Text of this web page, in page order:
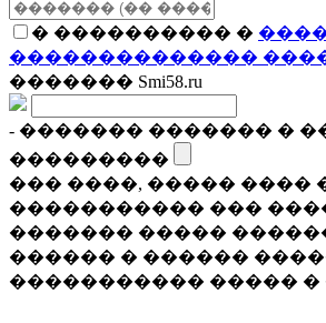
� ���������� �
��������������
������� Smi58.ru
- ������� ������� �
���������
��� ����, ����� ����
����������� ���
������� �����
������ � ������
����������� ����� �